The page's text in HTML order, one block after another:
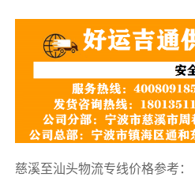
慈溪至汕头物流专线价格参考：